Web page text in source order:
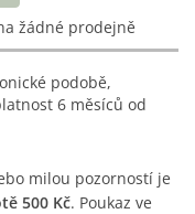
žádné prodejně
6 měsíců od
milou pozorností je
500 Kč. Poukaz ve